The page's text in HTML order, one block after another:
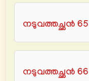
നടുവത്തച്ഛൻ 65
നടുവത്തച്ഛൻ 66